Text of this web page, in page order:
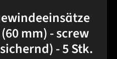
(60 mm) - screw
- 5 Stk.